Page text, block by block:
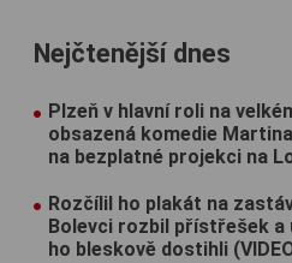
Nejčtenější dnes
Plzeň v hlavní roli na
obsazená komedie
na bezplatné projekci na
Rozčílil ho plakát na
Bolevci rozbil přístřešek
ho bleskově dostihli